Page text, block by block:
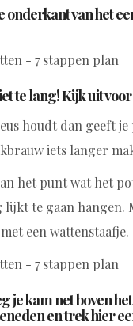
onderkant van het
te lang! Kijk uit voor
houdt dan geeft
iets langer
het punt wat het
te gaan hangen.
een wattenstaafje.
je kam net boven
en trek hier